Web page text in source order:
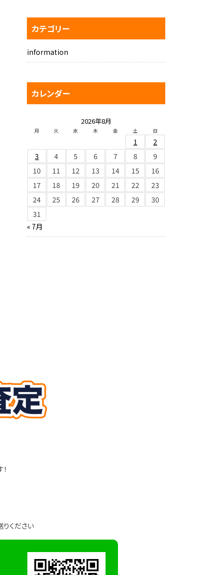
カテゴリー
information
カレンダー
2026年8月
月 火 水 木 金 土 日
1
2
3
4 5 6 7 8
9
10
11 12 13 14 15
16
17
18 19 20 21 22
23
24
25 26 27 28 29
30
31
« 7月
ください